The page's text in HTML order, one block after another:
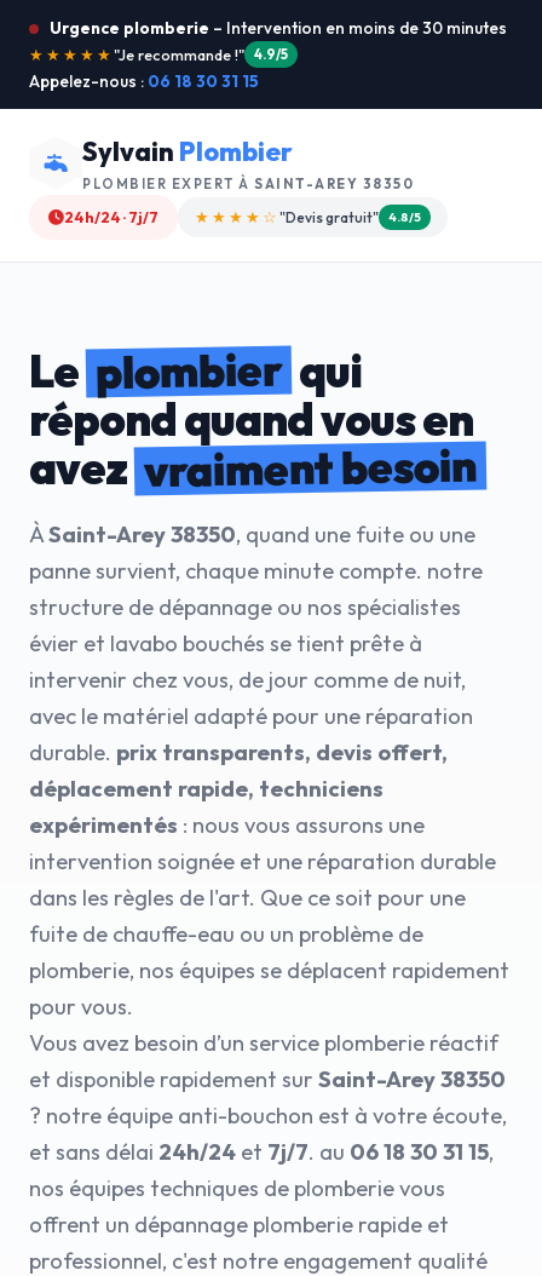
Urgence plomberie – Intervention en moins de 30 minutes
★★★★★"Service ultra rapide !" 5.0/5
Appelez-nous : 06 18 30 31 15
Sylvain Plombier
PLOMBIER EXPERT À SAINT-AREY 38350
24h/24 · 7j/7 ★★★★☆ "Devis gratuit" 4.8/5
Leplombierqui
répond quand vous en
avezvraiment besoin
ÀSaint-Arey 38350, quand une fuite ou une
panne survient, chaque minute compte. notre
structure de dépannage ou nos spécialistes
évier et lavabo bouchés se tient prête à
intervenir chez vous, de jour comme de nuit,
avec le matériel adapté pour une réparation
durable. prix transparents, devis offert,
déplacement rapide, techniciens
expérimentés : nous vous assurons une
intervention soignée et une réparation durable
dans les règles de l'art. Que ce soit pour une
fuite de chauffe-eau ou un problème de
plomberie, nos équipes se déplacent rapidement
pour vous.
Vous avez besoin d’un service plomberie réactif
et disponible rapidement sur Saint-Arey 38350
? notre équipe anti-bouchon est à votre écoute,
et sans délai 24h/24 et 7j/7. au 06 18 30 31 15,
nos équipes techniques de plomberie vous
offrent un dépannage plomberie rapide et
professionnel, c'est notre engagement qualité